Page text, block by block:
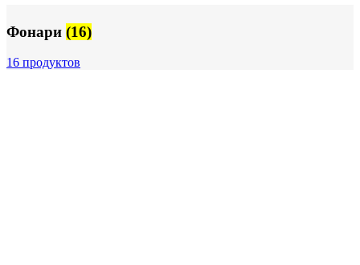
Фонари (16)
16 продуктов